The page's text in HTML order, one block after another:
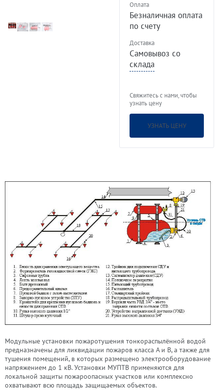
Оплата
Безналичная оплата
по счету
Доставка
Самовывоз со
склада
Свяжитесь с нами, чтобы
узнать цену
УЗНАТЬ ЦЕНУ
Модульные установки пожаротушения тонкораспылённой водой
предназначены для ликвидации пожаров класса А и В, а также для
тушения помещений, в которых размещено электрооборудование
напряжением до 1 кВ. Установки МУПТВ применяются для
локальной защиты пожароопасных участков или комплексно
охватывают всю площадь защищаемых объектов.